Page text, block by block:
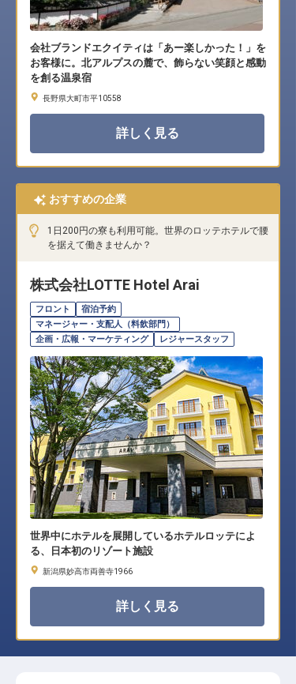
会社ブランドエクイティは「あー楽しかった！」を
お客様に。北アルプスの麓で、飾らない笑顔と感動
を創る温泉宿
長野県大町市平10558
詳しく見る
おすすめの企業
1日200円の寮も利用可能。世界のロッテホテルで腰
を据えて働きませんか？
株式会社LOTTE Hotel Arai
フロント
宿泊予約
マネージャー・支配人（料飲部門）
企画・広報・マーケティング
レジャースタッフ
世界中にホテルを展開しているホテルロッテによ
る、日本初のリゾート施設
新潟県妙高市両善寺1966
詳しく見る